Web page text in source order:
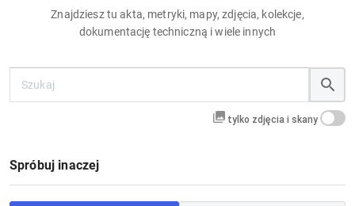
Znajdziesz tu akta, metryki, mapy, zdjęcia, kolekcje,
dokumentację techniczną i wiele innych
tylko zdjęcia i skany
Spróbuj inaczej